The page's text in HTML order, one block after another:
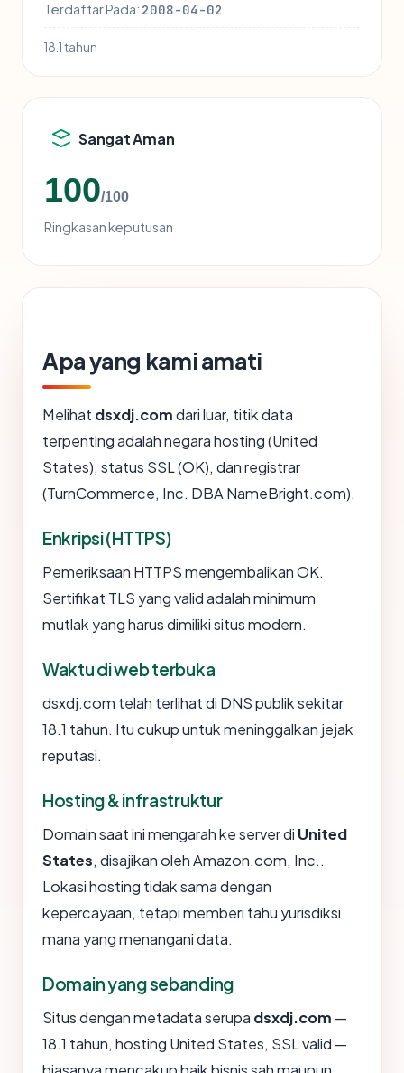
Terdaftar Pada: 2008-04-02
18.1 tahun
Sangat Aman
100/100
Ringkasan keputusan
Apa yang kami amati
Melihat dsxdj.comdari luar, titik data
terpenting adalah negara hosting (United
States), status SSL (OK), dan registrar
(TurnCommerce, Inc. DBA NameBright.com).
Enkripsi (HTTPS)
Pemeriksaan HTTPS mengembalikan OK.
Sertifikat TLS yang valid adalah minimum
mutlak yang harus dimiliki situs modern.
Waktu di web terbuka
dsxdj.com telah terlihat di DNS publik sekitar
18.1 tahun. Itu cukup untuk meninggalkan jejak
reputasi.
Hosting & infrastruktur
Domain saat ini mengarah ke server di United
States, disajikan oleh Amazon.com, Inc..
Lokasi hosting tidak sama dengan
kepercayaan, tetapi memberi tahu yurisdiksi
mana yang menangani data.
Domain yang sebanding
Situs dengan metadata serupa dsxdj.com —
18.1 tahun, hosting United States, SSL valid —